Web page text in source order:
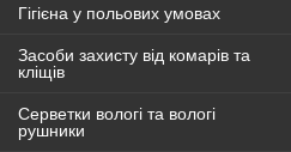
Гігієна у польових умовах
Засоби захисту від комарів та
кліщів
Серветки вологі та вологі
рушники